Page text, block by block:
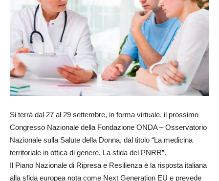
Si terrà dal 27 al 29 settembre, in forma virtuale, il prossimo
Congresso Nazionale della Fondazione ONDA – Osservatorio
Nazionale sulla Salute della Donna, dal titolo “La medicina
territoriale in ottica di genere. La sfida del PNRR”.
Il Piano Nazionale di Ripresa e Resilienza è la risposta italiana
alla sfida europea nota come Next Generation EU e prevede